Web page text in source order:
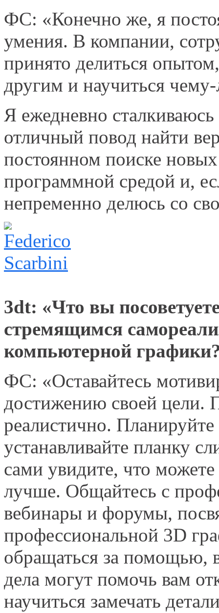
ФС: «Конечно же, я
умения. В компании,
принято делиться
другим и научиться
Я ежедневно
отличный повод найти
постоянном поиске
программной средой и,
непременно делюсь со
3dt: «Что вы
стремящимся
компьютерной
ФС: «Оставайтесь
достижению своей цели.
реалистично.
устанавливайте планку
сами увидите, что
лучше. Общайтесь с
вебинары и форумы,
профессиональной 3D
обращаться за помощью,
дела могут помочь вам
научиться замечать